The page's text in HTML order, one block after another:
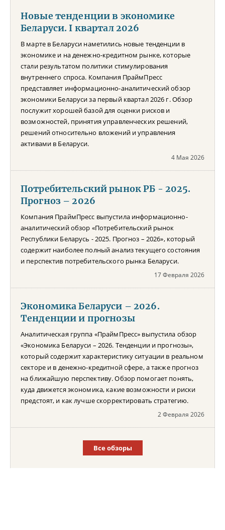
Новые тенденции в экономике
Беларуси. I квартал 2026
В марте в Беларуси наметились новые тенденции в
экономике и на денежно-кредитном рынке, которые
стали результатом политики стимулирования
внутреннего спроса. Компания ПраймПресс
представляет информационно-аналитический обзор
экономики Беларуси за первый квартал 2026 г. Обзор
послужит хорошей базой для оценки рисков и
возможностей, принятия управленческих решений,
решений относительно вложений и управления
активами в Беларуси.
4 Мая 2026
Потребительский рынок РБ - 2025.
Прогноз – 2026
Компания ПраймПресс выпустила информационно-
аналитический обзор «Потребительский рынок
Республики Беларусь - 2025. Прогноз – 2026», который
содержит наиболее полный анализ текущего состояния
и перспектив потребительского рынка Беларуси.
17 Февраля 2026
Экономика Беларуси – 2026.
Тенденции и прогнозы
Аналитическая группа «ПраймПресс» выпустила обзор
«Экономика Беларуси – 2026. Тенденции и прогнозы»,
который содержит характеристику ситуации в реальном
секторе и в денежно-кредитной сфере, а также прогноз
на ближайшую перспективу. Обзор помогает понять,
куда движется экономика, какие возможности и риски
предстоят, и как лучше скорректировать стратегию.
2 Февраля 2026
Все обзоры